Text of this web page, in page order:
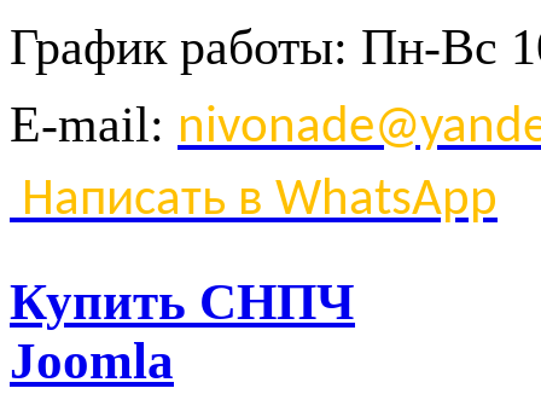
График работы: Пн-Вс
E-mail:
Написать в WhatsApp
Купить СНПЧ
Joomla